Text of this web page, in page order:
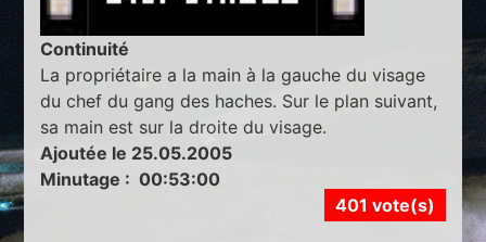
Continuité
La propriétaire a la main à la gauche du visage
du chef du gang des haches. Sur le plan suivant,
sa main est sur la droite du visage.
Ajoutée le 25.05.2005
Minutage : 00:53:00
401 vote(s)